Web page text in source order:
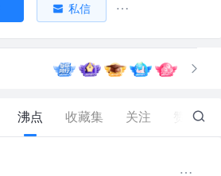
私信
沸点 收藏集 关注 432